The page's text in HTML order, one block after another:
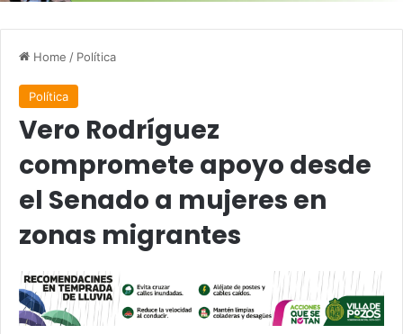
Home / Política
Política
Vero Rodríguez
compromete apoyo desde
el Senado a mujeres en
zonas migrantes